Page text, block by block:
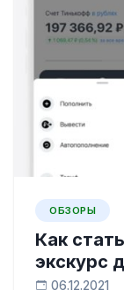
ОБЗОРЫ
Как
экскурс
06.12.2021